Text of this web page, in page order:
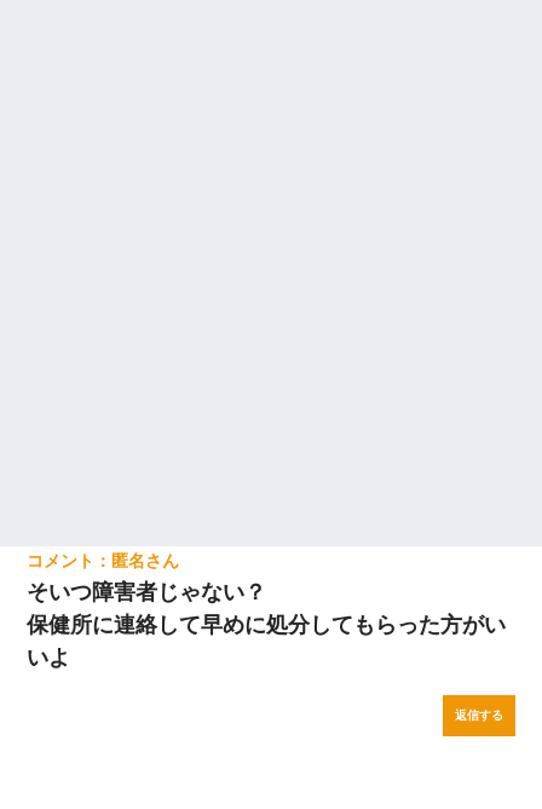
匿名
そいつ障害者じゃない？
保健所に連絡して早めに処分してもらった方がい
いよ
返信する